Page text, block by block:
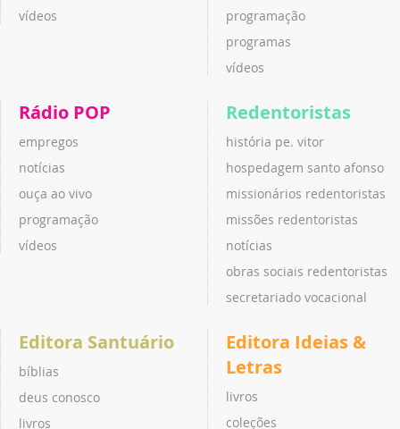
vídeos
programação
programas
vídeos
Rádio POP
empregos
notícias
ouça ao vivo
programação
vídeos
Redentoristas
história pe. vitor
hospedagem santo afonso
missionários redentoristas
missões redentoristas
notícias
obras sociais redentoristas
secretariado vocacional
Editora Santuário
bíblias
deus conosco
livros
Editora Ideias &
Letras
livros
coleções